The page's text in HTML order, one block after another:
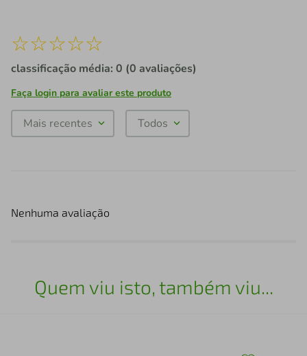
☆☆☆☆☆
classificação média: 0 (0 avaliações)
Faça login para avaliar este produto
Mais recentes Todos
Nenhuma avaliação
Quem viu isto, também viu...